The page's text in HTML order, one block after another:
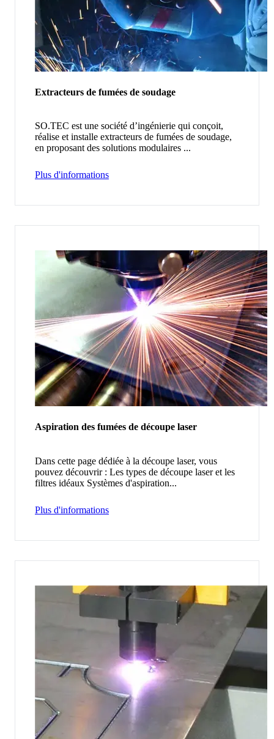
Extracteurs de fumées de soudage
SO.TEC est une société d’ingénierie qui conçoit,
réalise et installe extracteurs de fumées de soudage,
en proposant des solutions modulaires ...
Plus d'informations
Aspiration des fumées de découpe laser
Dans cette page dédiée à la découpe laser, vous
pouvez découvrir : Les types de découpe laser et les
filtres idéaux Systèmes d'aspiration...
Plus d'informations